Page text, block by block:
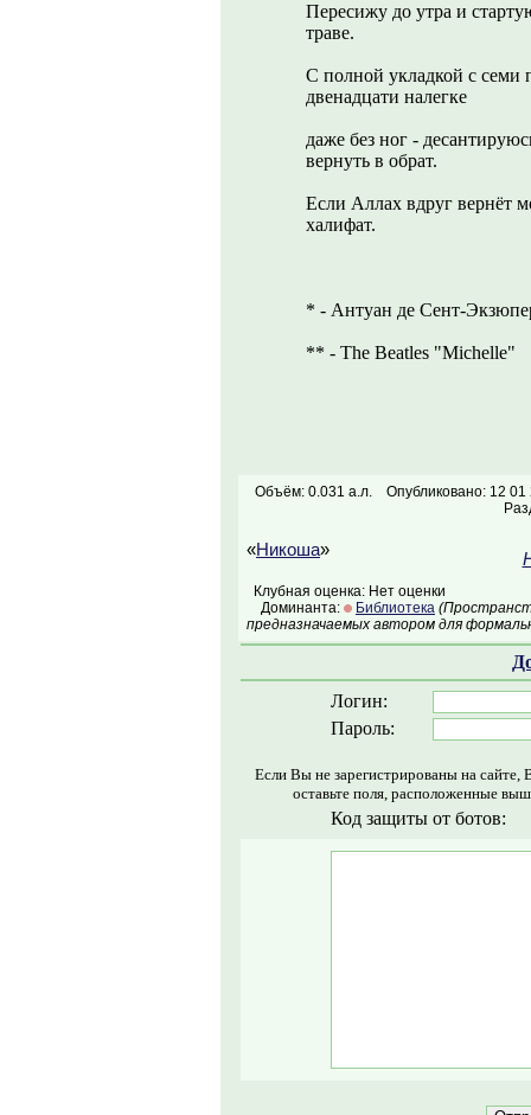
Пересижу до утра и
траве.
С полной укладкой с семи
двенадцати налегке
даже без ног -
вернуть в обрат.
Если Аллах вдруг вернёт
халифат.
* - Антуан де Сент-
** - The Beatles "Michelle"
Объём: 0.031 а.л.
Опубликовано: 12 01
«Никоша»
Клубная оценка: Нет оценки
Доминанта:
Библиотека
предназначаемых автором для
Логин:
Пароль:
Если Вы не зарегистрированы на
оставьте поля, расположенные
Код защиты от ботов: